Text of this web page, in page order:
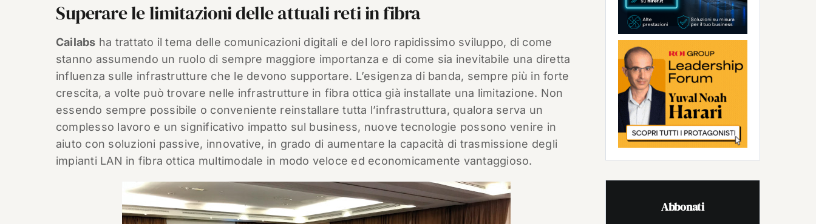
Superare le limitazioni delle attuali reti in fibra
Cailabs ha trattato il tema delle comunicazioni digitali e del loro rapidissimo sviluppo, di come
stanno assumendo un ruolo di sempre maggiore importanza e di come sia inevitabile una diretta
influenza sulle infrastrutture che le devono supportare. L’esigenza di banda, sempre più in forte
crescita, a volte può trovare nelle infrastrutture in fibra ottica già installate una limitazione. Non
essendo sempre possibile o conveniente reinstallare tutta l’infrastruttura, qualora serva un
complesso lavoro e un significativo impatto sul business, nuove tecnologie possono venire in
aiuto con soluzioni passive, innovative, in grado di aumentare la capacità di trasmissione degli
impianti LAN in fibra ottica multimodale in modo veloce ed economicamente vantaggioso.
Abbonati